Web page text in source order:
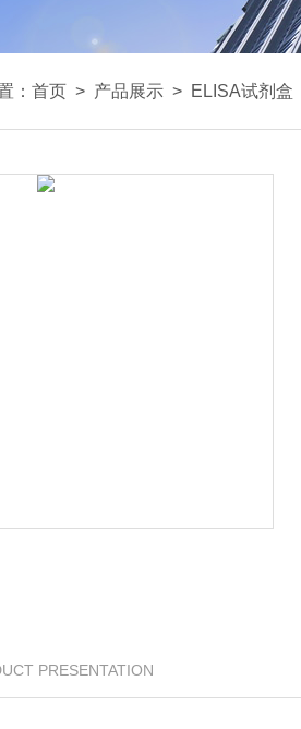
： 首页 > 产品展示 > ELISA试剂盒
PRESENTATION